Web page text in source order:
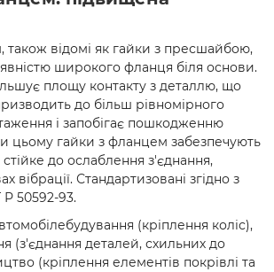
також відомі як гайки з пресшайбою,
широкого фланця біля основи.
площу контакту з деталлю, що
до більш рівномірного
і запобігає пошкодженню
цьому гайки з фланцем забезпечують
до ослаблення з'єднання,
вібрації. Стандартизовані згідно з
50592-93.
(кріплення коліс),
(з'єднання деталей, схильних до
(кріплення елементів покрівлі та